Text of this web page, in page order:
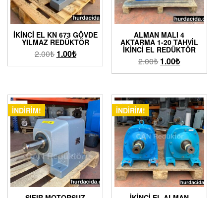
İKINCI EL KN 673 GÖVDE
YILMAZ REDÜKTÖR
2.00₺ 1.00₺
ALMAN MALI 4
AKTARMA 1-20 TAHVIL
İKINCI EL REDÜKTÖR
2.00₺ 1.00₺
İNDIRIM! İNDIRIM!